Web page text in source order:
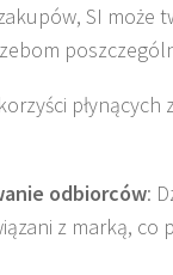
SI
odbiorców:
z marką,